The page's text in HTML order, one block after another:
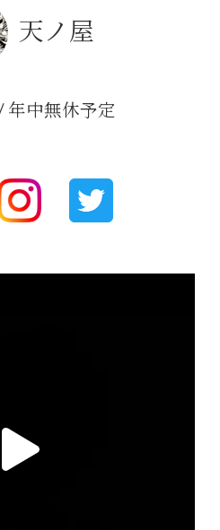
天ノ屋
年中無休予定